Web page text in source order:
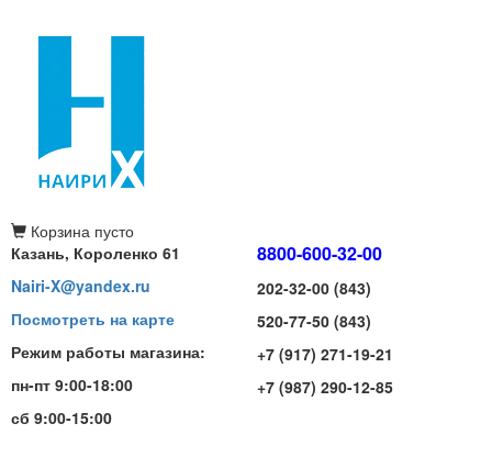
Корзина пусто
Казань, Короленко 61
Nairi-X@yandex.ru
Посмотреть на карте
Режим работы магазина:
пн-пт 9:00-18:00
сб 9:00-15:00
8800-600-32-00
202-32-00 (843)
520-77-50 (843)
+7 (917) 271-19-21
+7 (987) 290-12-85